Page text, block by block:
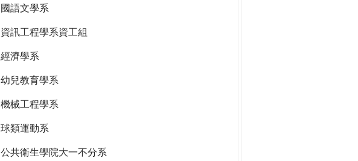
國語文學系
資訊工程學系資工組
經濟學系
幼兒教育學系
機械工程學系
球類運動系
公共衛生學院大一不分系